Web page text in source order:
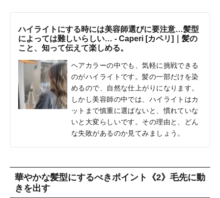
ハイライトにする時には美容師選びに要注意…髪型
によっては難しいらしい… - Caperi [カペリ]｜髪の
こと、知って伝えて楽しめる。
ヘアカラーの中でも、気軽に挑戦できる
のがハイライトです。髪の一部だけを染
めるので、自然な仕上がりになります。
しかし美容師の中では、ハイライトはカ
ットまで慎重に選ばないと、慣れていな
いと大変らしいです。その理由と、どん
な失敗があるのか見てみましょう。
華やかな髪型にするべきポイント《2》毛先に動
きを出す